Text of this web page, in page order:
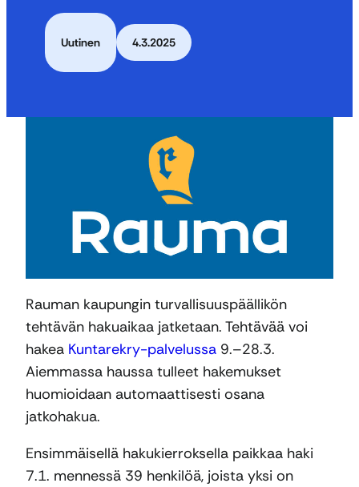
Uutinen 4.3.2025
Rauman kaupungin turvallisuuspäällikön
tehtävän hakuaikaa jatketaan. Tehtävää voi
hakea Kuntarekry-palvelussa 9.–28.3.
Aiemmassa haussa tulleet hakemukset
huomioidaan automaattisesti osana
jatkohakua.
Ensimmäisellä hakukierroksella paikkaa haki
7.1. mennessä 39 henkilöä, joista yksi on